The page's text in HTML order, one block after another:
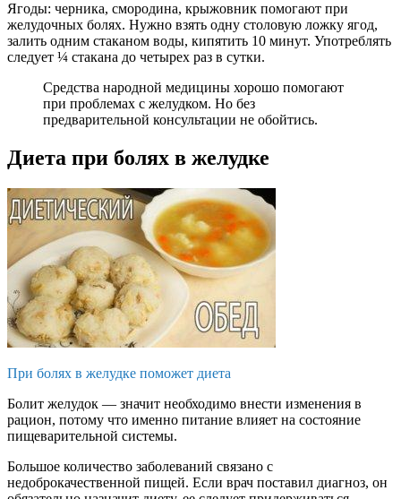
Ягоды: черника, смородина, крыжовник помогают при
желудочных болях. Нужно взять одну столовую ложку ягод,
залить одним стаканом воды, кипятить 10 минут. Употреблять
следует ¼ стакана до четырех раз в сутки.
Средства народной медицины хорошо помогают
при проблемах с желудком. Но без
предварительной консультации не обойтись.
Диета при болях в желудке
При болях в желудке поможет диета
Болит желудок — значит необходимо внести изменения в
рацион, потому что именно питание влияет на состояние
пищеварительной системы.
Большое количество заболеваний связано с
недоброкачественной пищей. Если врач поставил диагноз, он